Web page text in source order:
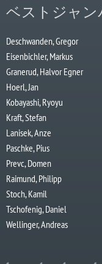
ベストジャン
Deschwanden, Gregor
Eisenbichler, Markus
Granerud, Halvor Egner
Hoerl, Jan
Kobayashi, Ryoyu
Kraft, Stefan
Lanisek, Anze
Paschke, Pius
Prevc, Domen
Raimund, Philipp
Stoch, Kamil
Tschofenig, Daniel
Wellinger, Andreas